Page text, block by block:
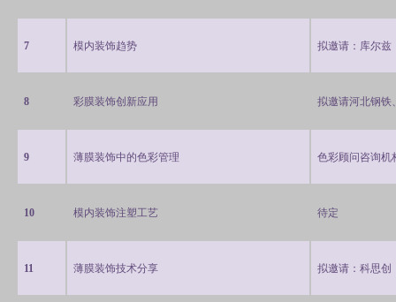
7 模内装饰趋势 拟邀请：库尔兹
8 彩膜装饰创新应用 拟邀请河北钢铁
9 薄膜装饰中的色彩管理 色彩顾问咨询机
10 模内装饰注塑工艺 待定
11 薄膜装饰技术分享 拟邀请：科思创